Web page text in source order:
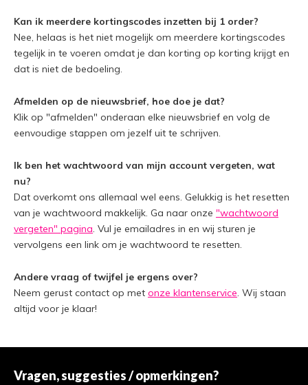
Kan ik meerdere kortingscodes inzetten bij 1 order?
Nee, helaas is het niet mogelijk om meerdere kortingscodes
tegelijk in te voeren omdat je dan korting op korting krijgt en
dat is niet de bedoeling.
Afmelden op de nieuwsbrief, hoe doe je dat?
Klik op "afmelden" onderaan elke nieuwsbrief en volg de
eenvoudige stappen om jezelf uit te schrijven.
Ik ben het wachtwoord van mijn account vergeten, wat
nu?
Dat overkomt ons allemaal wel eens. Gelukkig is het resetten
van je wachtwoord makkelijk. Ga naar onze "wachtwoord
vergeten" pagina. Vul je emailadres in en wij sturen je
vervolgens een link om je wachtwoord te resetten.
Andere vraag of twijfel je ergens over?
Neem gerust contact op met onze klantenservice. Wij staan
altijd voor je klaar!
Vragen, suggesties / opmerkingen?